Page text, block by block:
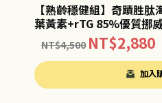
【熟齡穩健組】奇蹟胜
葉黃素+rTG 85%優質挪
NT$4,500 NT$2,880
加入